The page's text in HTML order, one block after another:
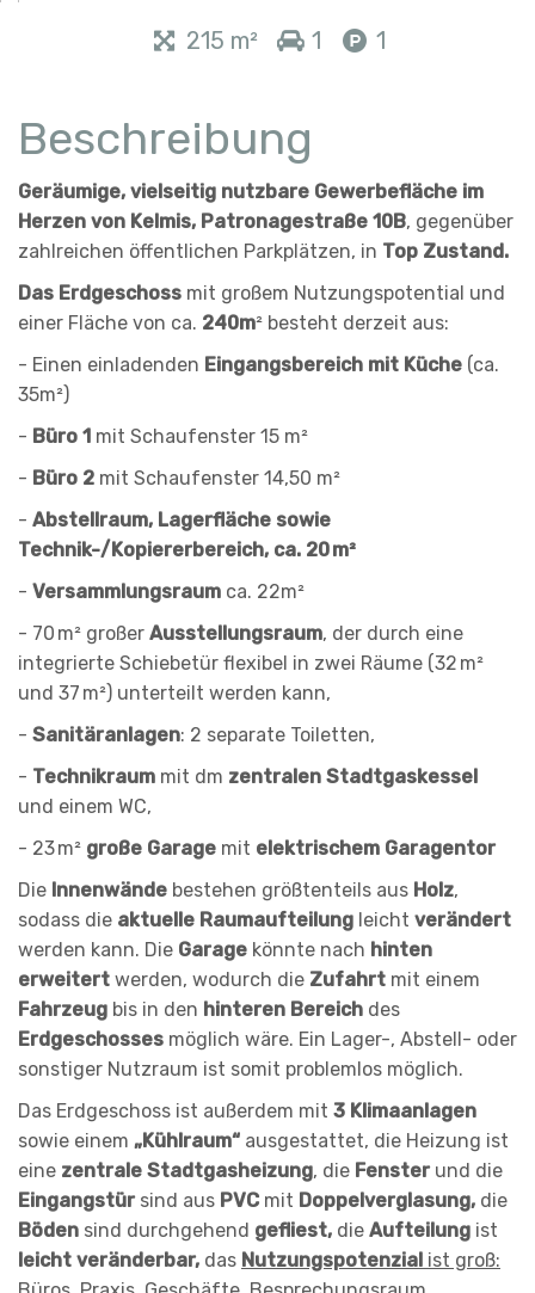
215 m² 1 1
Beschreibung
Geräumige, vielseitig nutzbare Gewerbefläche im
Herzen von Kelmis, Patronagestraße 10B, gegenüber
zahlreichen öffentlichen Parkplätzen, in Top Zustand.
Das Erdgeschoss mit großem Nutzungspotential und
einer Fläche von ca. 240m² besteht derzeit aus:
- Einen einladenden Eingangsbereich mit Küche (ca.
35m²)
- Büro 1 mit Schaufenster 15 m²
- Büro 2 mit Schaufenster 14,50 m²
- Abstellraum, Lagerfläche sowie
Technik-/Kopiererbereich, ca. 20 m²
- Versammlungsraum ca. 22m²
- 70 m² großer Ausstellungsraum, der durch eine
integrierte Schiebetür flexibel in zwei Räume (32 m²
und 37 m²) unterteilt werden kann,
- Sanitäranlagen: 2 separate Toiletten,
- Technikraum mit dm zentralen Stadtgaskessel
und einem WC,
- 23 m² große Garage mit elektrischem Garagentor
Die Innenwände bestehen größtenteils aus Holz,
sodass die aktuelle Raumaufteilung leicht verändert
werden kann. Die Garage könnte nach hinten
erweitert werden, wodurch die Zufahrt mit einem
Fahrzeug bis in den hinteren Bereich des
Erdgeschosses möglich wäre. Ein Lager-, Abstell- oder
sonstiger Nutzraum ist somit problemlos möglich.
Das Erdgeschoss ist außerdem mit 3 Klimaanlagen
sowie einem „Kühlraum“ ausgestattet, die Heizung ist
eine zentrale Stadtgasheizung, die Fensterund die
Eingangstürsind aus PVC mit Doppelverglasung, die
Böden sind durchgehend gefliest, die Aufteilung ist
leicht veränderbar, das Nutzungspotenzial ist groß: